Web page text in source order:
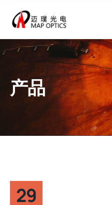
产品
29